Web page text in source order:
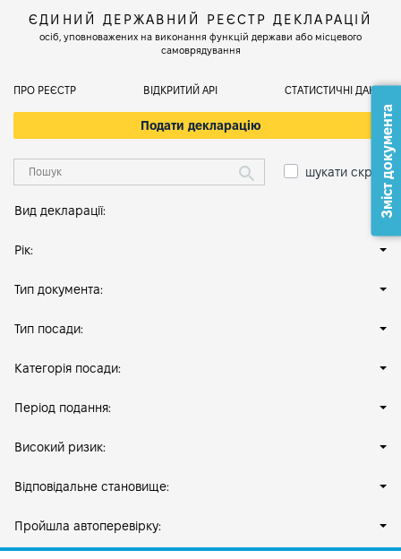
ЄДИНИЙ ДЕРЖАВНИЙ РЕЄСТР ДЕКЛАРАЦІЙ
осіб, уповноважених на виконання функцій держави або місцевого
самоврядування
ПРО РЕЄСТР ВІДКРИТИЙ АРІ СТАТИСТИЧНІ ДАНІ
Подати декларацію
шукати скрізь
Вид декларації:
Рік:
Тип документа:
Тип посади:
Категорія посади:
Період подання:
Високий ризик:
Відповідальне становище:
Пройшла автоперевірку:
Зміст документа